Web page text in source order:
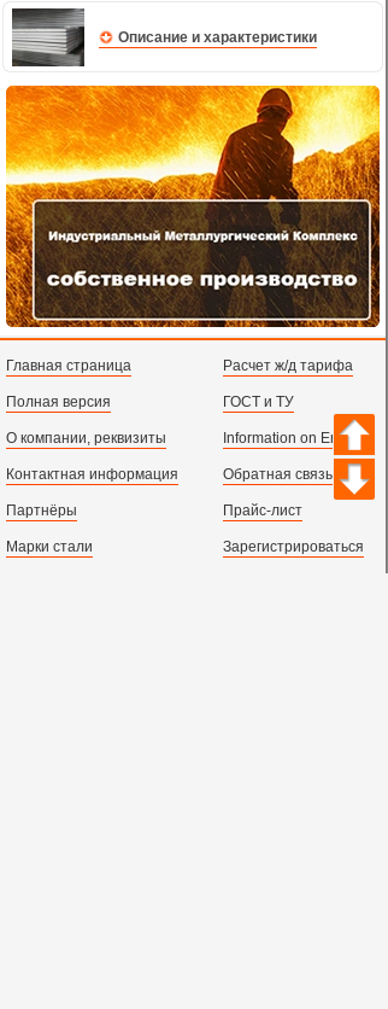
Описание и характеристики
Главная страница
Полная версия
О компании, реквизиты
Контактная информация
Партнёры
Марки стали
Расчет ж/д тарифа
ГОСТ и ТУ
Information on English
Обратная связь
Прайс-лист
Зарегистрироваться